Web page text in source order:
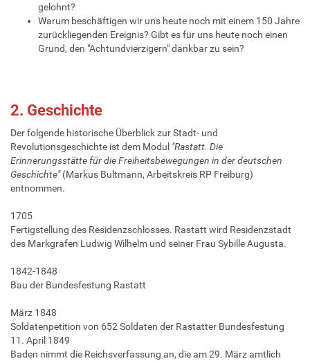
gelohnt?
Warum beschäftigen wir uns heute noch mit einem 150 Jahre
zurückliegenden Ereignis? Gibt es für uns heute noch einen
Grund, den "Achtundvierzigern" dankbar zu sein?
2. Geschichte
Der folgende historische Überblick zur Stadt- und
Revolutionsgeschichte ist dem Modul "Rastatt. Die
Erinnerungsstätte für die Freiheitsbewegungen in der deutschen
Geschichte"(Markus Bultmann, Arbeitskreis RP Freiburg)
entnommen.
1705
Fertigstellung des Residenzschlosses. Rastatt wird Residenzstadt
des Markgrafen Ludwig Wilhelm und seiner Frau Sybille Augusta.
1842-1848
Bau der Bundesfestung Rastatt
März 1848
Soldatenpetition von 652 Soldaten der Rastatter Bundesfestung
11. April 1849
Baden nimmt die Reichsverfassung an, die am 29. März amtlich